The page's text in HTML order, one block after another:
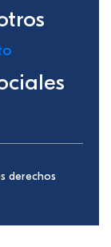
derechos